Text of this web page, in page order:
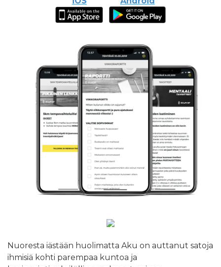
Nuoresta iästään huolimatta Aku on auttanut satoja
ihmisiä kohti parempaa kuntoa ja